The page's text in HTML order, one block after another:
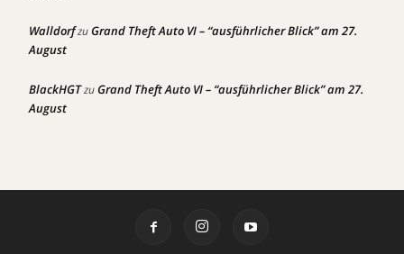
WalldorfzuGrand Theft Auto VI – “ausführlicher Blick” am 27.
August
BlackHGTzuGrand Theft Auto VI – “ausführlicher Blick” am 27.
August